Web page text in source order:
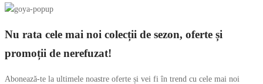
Nu rata cele mai noi colecții de sezon, oferte și
promoții de nerefuzat!
Abonează-te la ultimele noastre oferte și vei fi în trend cu cele mai noi